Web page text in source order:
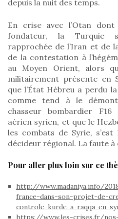
depuis la nuit des temps.
En crise avec l’Otan
fondateur, la Turquie
rapprochée de l’Iran et de
de la contestation à
au Moyen Orient, alors
militairement présente en
que l’État Hébreu a perdu
comme tend à le
chasseur bombardier F16
aérien syrien, et que le
les combats de Syrie,
décideur régional. La faute à
Pour aller plus loin sur ce
http://www.madaniya.info/
france-dans-son-projet-de-
controle-kurde-a-raqqa-en-
https://www.les-crises.fr/